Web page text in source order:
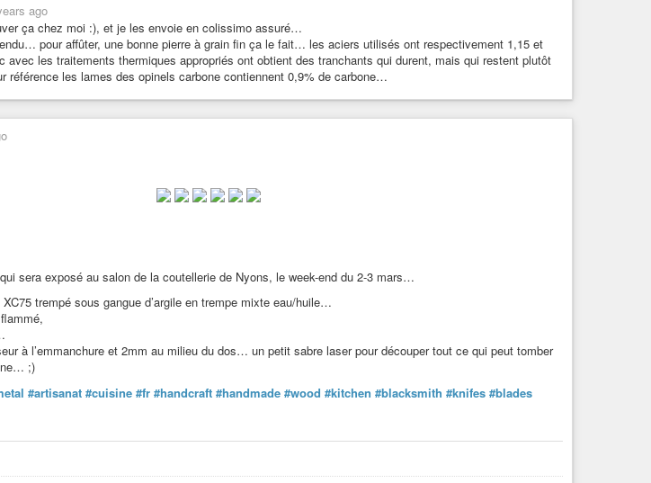
ago
ça chez moi :), et je les envoie en colissimo assuré…
pour affûter, une bonne pierre à grain fin ça le fait… les aciers utilisés ont respectivement 1,15 et
avec les traitements thermiques appropriés ont obtient des tranchants qui durent, mais qui restent plutôt
référence les lames des opinels carbone contiennent 0,9% de carbone…
sera exposé au salon de la coutellerie de Nyons, le week-end du 2-3 mars…
trempé sous gangue d’argile en trempe mixte eau/huile…
à l’emmanchure et 2mm au milieu du dos… un petit sabre laser pour découper tout ce qui peut tomber
;)
#artisanat #cuisine #fr #handcraft #handmade #wood #kitchen #blacksmith #knifes #blades